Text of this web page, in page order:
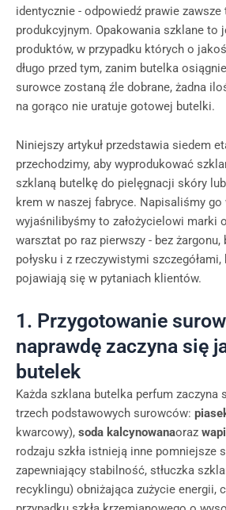
identycznie - odpowiedź prawie
produkcyjnym. Opakowania szklane to
produktów, w przypadku których o
długo przed tym, zanim butelka
surowce zostaną źle dobrane, żadna
na gorąco nie uratuje gotowej butelki.
Niniejszy artykuł przedstawia siedem
przechodzimy, aby wyprodukować
szklaną butelkę do pielęgnacji skóry
krem w naszej fabryce. Napisaliśmy
wyjaśnilibyśmy to założycielowi marki
warsztat po raz pierwszy - bez
połysku i z rzeczywistymi
pojawiają się w pytaniach klientów.
1. Przygotowanie
naprawdę zaczyna się
butelek
Każda szklana butelka perfum zaczyna
trzech podstawowych surowców:
kwarcowy), soda kalcynowanaoraz
rodzaju szkła istnieją inne pomniejsze
zapewniający stabilność, stłuczka
recyklingu) obniżająca zużycie energii,